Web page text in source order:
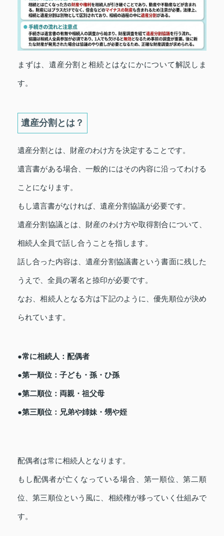
まずは、遺産分割と相続とはなにかについて解説しま
す。
遺産分割とは？
遺産分割とは、財産のわけ方を決定することです。
遺言書がある場合、一般的にはその内容に沿ってわける
ことになります。
もし遺言書がなければ、遺産分割協議が必要です。
遺産分割協議とは、財産のわけ方や取得割合について、
相続人全員で話し合うことを指します。
話し合った内容は、遺産分割協議書という書面に残した
うえで、全員の署名と捺印が必要です。
なお、相続人となる方は下記のように、優先順位が決め
られています。
●常に相続人：配偶者
●第一順位：子ども・孫・ひ孫
●第二順位：両親・祖父母
●第三順位：兄弟や姉妹・甥や姪
配偶者は常に相続人となります。
もし配偶者が亡くなっている場合、第一順位、第二順
位、第三順位という風に、相続権が移っていく仕組みで
す。